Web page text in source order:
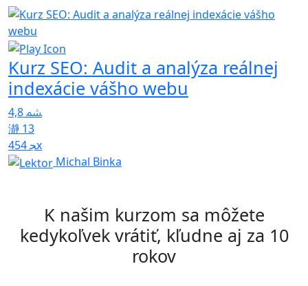
Kurz SEO: Audit a analýza reálnej
indexácie vášho webu
4,8
13
454x
Michal Binka
K našim kurzom sa môžete
kedykoľvek vrátiť, kľudne aj za 10
rokov